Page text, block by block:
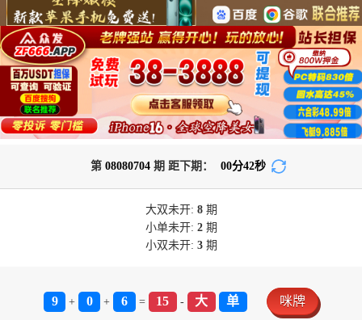
第 08080704 期 距下期： 00分42秒
大双未开: 8期
小单未开: 2期
小双未开: 3期
9 + 0 + 6 = 15 - 大 单 咪牌